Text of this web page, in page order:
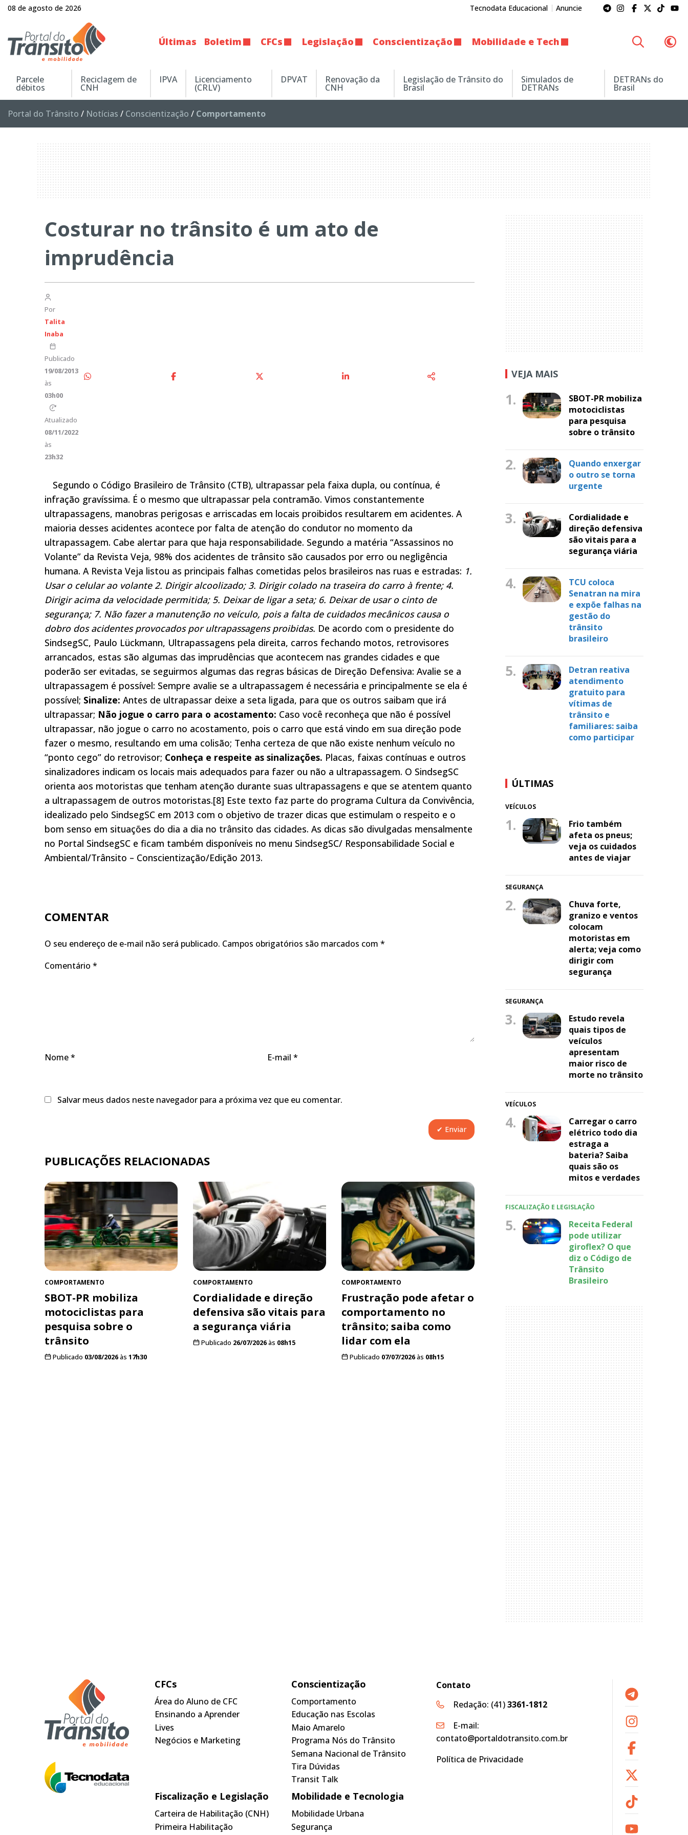
08 de agosto de 2026 Tecnodata Educacional Anuncie
Últimas Boletim CFCs Legislação Conscientização Mobilidade e Tech
Parcele
débitos
Reciclagem de
CNH
IPVA Licenciamento
(CRLV)
DPVAT Renovação da
CNH
Legislação de Trânsito do
Brasil
Simulados de
DETRANs
DETRANs do
Brasil
Portal do Trânsito / Notícias / Conscientização / Comportamento
Costurar no trânsito é um ato de
imprudência
Por
Talita
Inaba
Publicado
19/08/2013
às
03h00
Atualizado
08/11/2022
às
23h32
Segundo o Código Brasileiro de Trânsito (CTB), ultrapassar pela faixa dupla, ou contínua, é
infração gravíssima. É o mesmo que ultrapassar pela contramão. Vimos constantemente
ultrapassagens, manobras perigosas e arriscadas em locais proibidos resultarem em acidentes. A
maioria desses acidentes acontece por falta de atenção do condutor no momento da
ultrapassagem. Cabe alertar para que haja responsabilidade. Segundo a matéria “Assassinos no
Volante” da Revista Veja, 98% dos acidentes de trânsito são causados por erro ou negligência
humana. A Revista Veja listou as principais falhas cometidas pelos brasileiros nas ruas e estradas: 1.
Usar o celular ao volante 2. Dirigir alcoolizado; 3. Dirigir colado na traseira do carro à frente; 4.
Dirigir acima da velocidade permitida; 5. Deixar de ligar a seta; 6. Deixar de usar o cinto de
segurança; 7. Não fazer a manutenção no veículo, pois a falta de cuidados mecânicos causa o
dobro dos acidentes provocados por ultrapassagens proibidas. De acordo com o presidente do
SindsegSC, Paulo Lückmann, Ultrapassagens pela direita, carros fechando motos, retrovisores
arrancados, estas são algumas das imprudências que acontecem nas grandes cidades e que
poderão ser evitadas, se seguirmos algumas das regras básicas de Direção Defensiva: Avalie se a
ultrapassagem é possível: Sempre avalie se a ultrapassagem é necessária e principalmente se ela é
possível; Sinalize: Antes de ultrapassar deixe a seta ligada, para que os outros saibam que irá
ultrapassar; Não jogue o carro para o acostamento: Caso você reconheça que não é possível
ultrapassar, não jogue o carro no acostamento, pois o carro que está vindo em sua direção pode
fazer o mesmo, resultando em uma colisão; Tenha certeza de que não existe nenhum veículo no
“ponto cego” do retrovisor; Conheça e respeite as sinalizações. Placas, faixas contínuas e outros
sinalizadores indicam os locais mais adequados para fazer ou não a ultrapassagem. O SindsegSC
orienta aos motoristas que tenham atenção durante suas ultrapassagens e que se atentem quanto
a ultrapassagem de outros motoristas.[8] Este texto faz parte do programa Cultura da Convivência,
idealizado pelo SindsegSC em 2013 com o objetivo de trazer dicas que estimulam o respeito e o
bom senso em situações do dia a dia no trânsito das cidades. As dicas são divulgadas mensalmente
no Portal SindsegSC e ficam também disponíveis no menu SindsegSC/ Responsabilidade Social e
Ambiental/Trânsito – Conscientização/Edição 2013.
COMENTAR
O seu endereço de e-mail não será publicado. Campos obrigatórios são marcados com *
Comentário *
Nome* E-mail *
Salvar meus dados neste navegador para a próxima vez que eu comentar.
PUBLICAÇÕES RELACIONADAS
COMPORTAMENTO
SBOT-PR mobiliza
motociclistas para
pesquisa sobre o
trânsito
Publicado 03/08/2026às 17h30
COMPORTAMENTO
Cordialidade e direção
defensiva são vitais para
a segurança viária
Publicado 26/07/2026às 08h15
COMPORTAMENTO
Frustração pode afetar o
comportamento no
trânsito; saiba como
lidar com ela
Publicado 07/07/2026às 08h15
VEJA MAIS
1.
SBOT-PR mobiliza
motociclistas
para pesquisa
sobre o trânsito
2.
Quando enxergar
o outro se torna
urgente
3.
Cordialidade e
direção defensiva
são vitais para a
segurança viária
4.
TCU coloca
Senatran na mira
e expõe falhas na
gestão do
trânsito
brasileiro
5.
Detran reativa
atendimento
gratuito para
vítimas de
trânsito e
familiares: saiba
como participar
ÚLTIMAS
VEÍCULOS
1.
Frio também
afeta os pneus;
veja os cuidados
antes de viajar
SEGURANÇA
2.
Chuva forte,
granizo e ventos
colocam
motoristas em
alerta; veja como
dirigir com
segurança
SEGURANÇA
3.
Estudo revela
quais tipos de
veículos
apresentam
maior risco de
morte no trânsito
VEÍCULOS
4.
Carregar o carro
elétrico todo dia
estraga a
bateria? Saiba
quais são os
mitos e verdades
FISCALIZAÇÃO E LEGISLAÇÃO
5.
Receita Federal
pode utilizar
giroflex? O que
diz o Código de
Trânsito
Brasileiro
CFCs
Área do Aluno de CFC
Ensinando a Aprender
Lives
Negócios e Marketing
Conscientização
Comportamento
Educação nas Escolas
Maio Amarelo
Programa Nós do Trânsito
Semana Nacional de Trânsito
Tira Dúvidas
Transit Talk
Fiscalização e Legislação
Carteira de Habilitação (CNH)
Primeira Habilitação
Mobilidade e Tecnologia
Mobilidade Urbana
Segurança
Contato
Redação: (41)3361-1812
E-mail:
contato@portaldotransito.com.br
Política de Privacidade